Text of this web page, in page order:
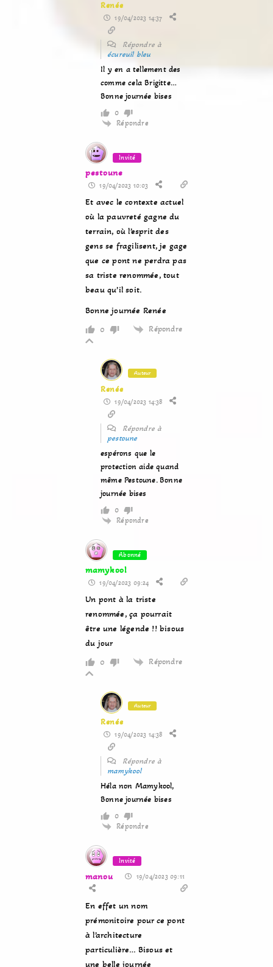
Renée
19/04/2023 14:37
Répondre à
écureuil bleu
Il y en a tellement des
comme cela Brigitte…
Bonne journée bises
0
Répondre
Invité
pestoune
19/04/2023 10:03
Et avec le contexte actuel
où la pauvreté gagne du
terrain, où l’esprit des
gens se fragilisent, je gage
que ce pont ne perdra pas
sa triste renommée, tout
beau qu’il soit.
Bonne journée Renée
0 Répondre
Auteur
Renée
19/04/2023 14:38
Répondre à
pestoune
espérons que le
protection aide quand
même Pestoune. Bonne
journée bises
0
Répondre
Abonné
mamykool
19/04/2023 09:24
Un pont à la triste
renommée, ça pourrait
être une légende !! bisous
du jour
0 Répondre
Auteur
Renée
19/04/2023 14:38
Répondre à
mamykool
Héla non Mamykool,
Bonne journée bises
0
Répondre
Invité
manou 19/04/2023 09:11
En effet un nom
prémonitoire pour ce pont
à l’architecture
particulière… Bisous et
une belle journée